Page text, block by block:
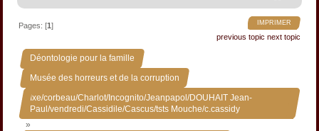
IMPRIMER
Pages: [1]
previous topic next topic
Déontologie pour la famille »
Musée des horreurs et de la corruption »
Ixe/corbeau/Charlot/Incognito/Jeanpapol/DOUHAIT Jean-
Paul/vendredi/Cassidile/Cascus/tsts Mouche/c.cassidy
»